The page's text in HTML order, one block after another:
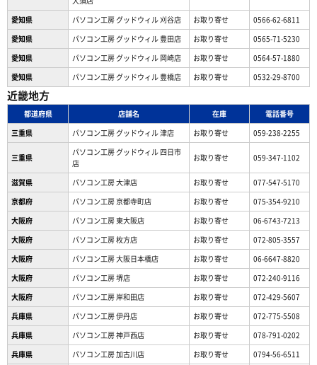
愛知県 パソコン工房 グッドウィル 刈谷店 お取り寄せ
0566-62-6811
愛知県
パソコン工房 グッドウィル 豊田店 お取り寄せ
0565-71-5230
愛知県
パソコン工房 グッドウィル 岡崎店 お取り寄せ
0564-57-1880
愛知県
パソコン工房 グッドウィル 豊橋店 お取り寄せ 0532-29-8700
近畿地方
都道府県 店舗名 在庫
電話番号
三重県
パソコン工房 グッドウィル 津店 お取り寄せ 059-238-2255
三重県
パソコン工房 グッドウィル 四日市
店
お取り寄せ 059-347-1102
滋賀県 パソコン工房 大津店 お取り寄せ
077-547-5170
京都府
パソコン工房 京都寺町店 お取り寄せ
075-354-9210
大阪府
パソコン工房 東大阪店 お取り寄せ
06-6743-7213
大阪府
パソコン工房 枚方店 お取り寄せ
072-805-3557
大阪府
パソコン工房 大阪日本橋店 お取り寄せ
06-6647-8820
大阪府
パソコン工房 堺店 お取り寄せ
072-240-9116
大阪府
パソコン工房 岸和田店 お取り寄せ
072-429-5607
兵庫県
パソコン工房 伊丹店 お取り寄せ
072-775-5508
兵庫県
パソコン工房 神戸西店 お取り寄せ
078-791-0202
兵庫県
パソコン工房 加古川店 お取り寄せ
0794-56-6511